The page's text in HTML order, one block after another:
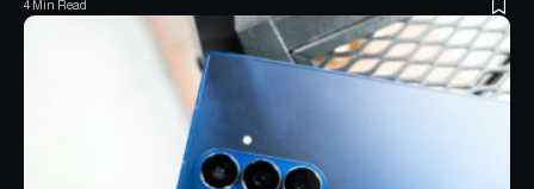
4 Min Read